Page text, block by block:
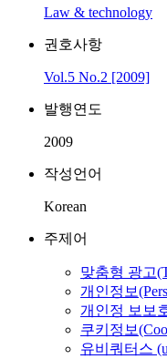
Law & technology
권호사항
Vol.5 No.2 [2009]
발행연도
2009
작성언어
Korean
주제어
맞춤형 광고
개인정보
개인정 보보
쿠키정보
유비쿼터스